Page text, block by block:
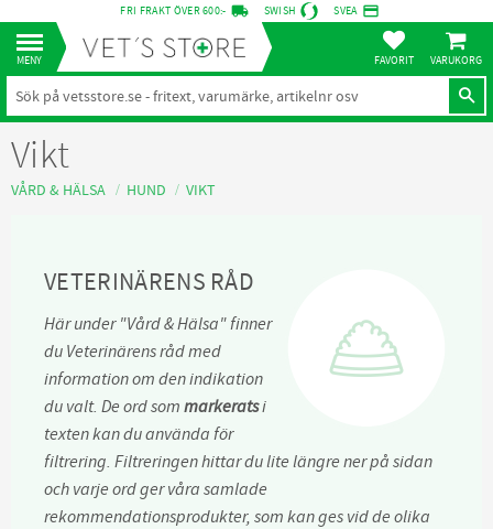
Meny
FRI FRAKT ÖVER 600:- local_shipping SWISH SVEA credit_card
FAVORITER
Vikt
VÅRD & HÄLSA HUND VIKT
VETERINÄRENS RÅD
Här under "Vård & Hälsa" finner
du Veterinärens råd med
information om den indikation
du valt. De ord som markeratsi
texten kan du använda för
filtrering. Filtreringen hittar du lite längre ner på sidan
och varje ord ger våra samlade
rekommendationsprodukter, som kan ges vid de olika